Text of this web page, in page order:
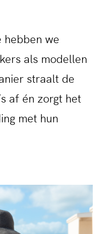
hebben we
als modellen
straalt de
af én zorgt het
met hun